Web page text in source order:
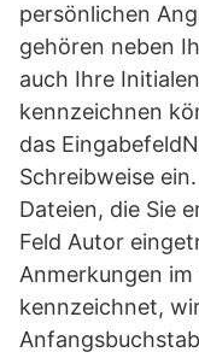
persönlichen
gehören neben
auch Ihre
kennzeichnen
das
Schreibweise
Dateien, die Sie
Feld Autor
Anmerkungen
kennzeichnet,